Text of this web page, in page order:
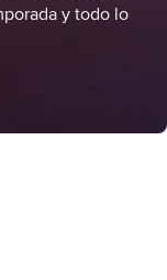
y todo lo